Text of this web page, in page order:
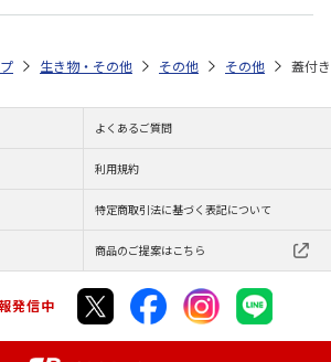
生き物・その他 その他 その他 蓋付
よくあるご質問
利用規約
特定商取引法に基づく表記について
商品のご提案はこちら
発信中